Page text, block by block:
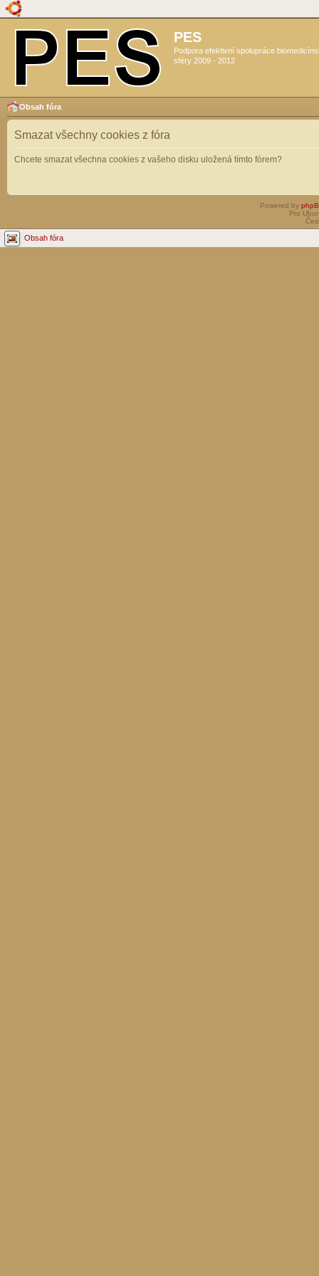
PES
Podpora efektivní spolupráce
sféry 2009 - 2012
Obsah fóra
Smazat všechny cookies z fóra
Chcete smazat všechna cookies z vašeho disku uložená tímto fórem?
Powered by
Pro
Obsah fóra